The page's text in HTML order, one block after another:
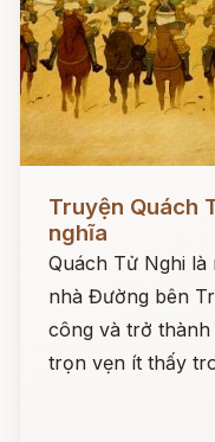
Truyện Quách
nghĩa
Quách Tử Nghi là
nhà Đường bên
công và trở
trọn vẹn ít thấy